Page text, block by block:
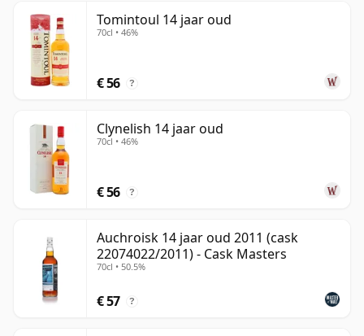
Tomintoul 14 jaar oud
70cl • 46%
€ 56 ?
Clynelish 14 jaar oud
70cl • 46%
€ 56 ?
Auchroisk 14 jaar oud 2011 (cask
22074022/2011) - Cask Masters
70cl • 50.5%
€ 57 ?